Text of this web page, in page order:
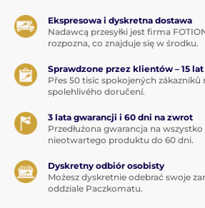
Ekspresowa i dyskretna dostawa
Nadawcą przesyłki jest firma
rozpozna, co znajduje się w środku.
Sprawdzone przez klientów – 15
Přes 50 tisíc spokojených zákazníků
spolehlivého doručení.
3 lata gwarancji i 60 dni na zwrot
Przedłużona gwarancja na
nieotwartego produktu do 60 dni.
Dyskretny odbiór osobisty
Możesz dyskretnie odebrać swoje
oddziale Paczkomatu.